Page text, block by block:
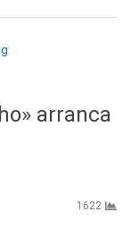
arranca
1622